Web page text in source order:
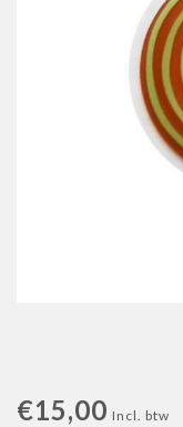
€15,00 Incl. btw